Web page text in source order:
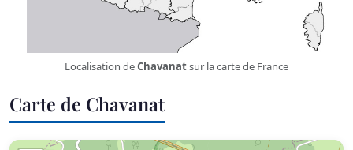
Localisation deChavanatsur la carte de France
Carte de Chavanat